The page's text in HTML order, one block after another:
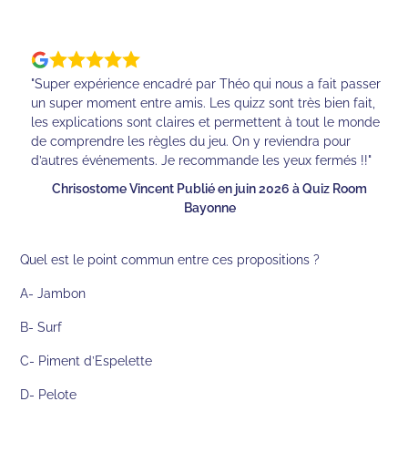
"Super expérience encadré par Théo qui nous a fait passer
un super moment entre amis. Les quizz sont très bien fait,
les explications sont claires et permettent à tout le monde
de comprendre les règles du jeu. On y reviendra pour
d’autres événements. Je recommande les yeux fermés !!"
Chrisostome Vincent Publié en juin 2026 à Quiz Room
Bayonne
Quel est le point commun entre ces propositions ?
A- Jambon
B- Surf
C- Piment d’Espelette
D- Pelote